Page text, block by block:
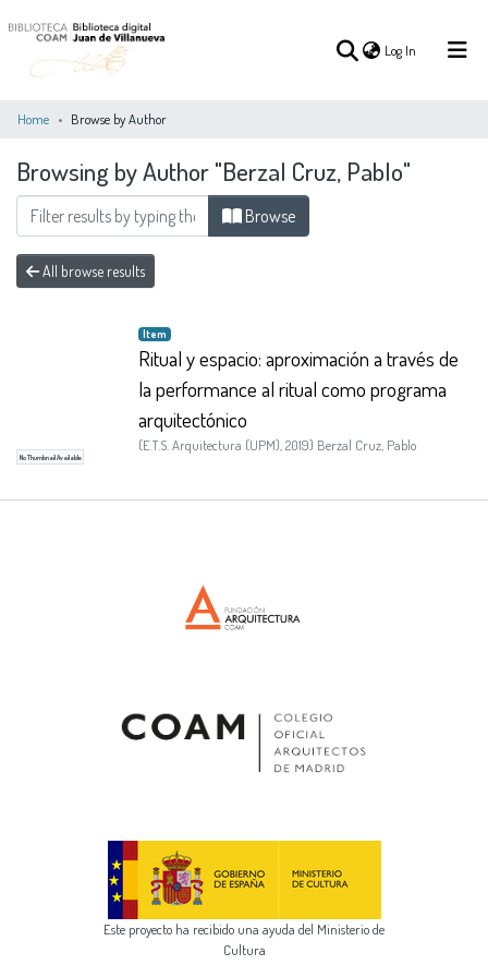
Log In (current)
Log In
Home Browse by Author
Browsing by Author "Berzal Cruz, Pablo"
Browse
All browse results
No Thumbnail Available
Item
Ritual y espacio: aproximación a través de
la performance al ritual como programa
arquitectónico
(E.T.S. Arquitectura (UPM) 2019) Berzal Cruz, Pablo
Este proyecto ha recibido una ayuda del Ministerio de
Cultura